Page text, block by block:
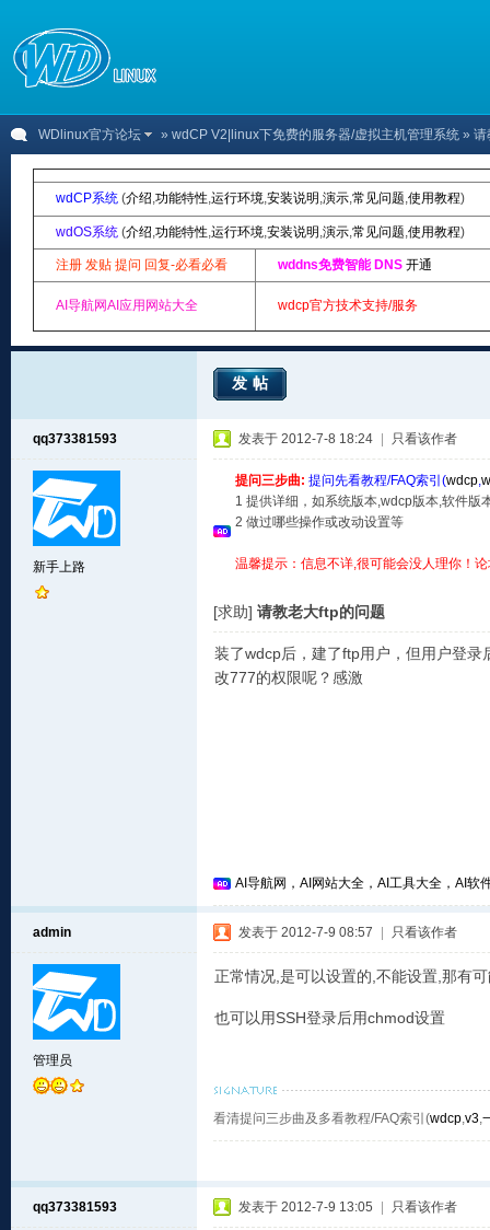
WDlinux官方论坛 » wdCP V2|linux下免费的服务器/虚拟主机管理系统 » 请
wdCP系统 (介绍,功能特性,运行环境,安装说明 ,演示,常见问题,使用教程)
wdOS系统 (介绍,功能特性,运行环境,安装说明 ,演示,常见问题,使用教程)
注册 发贴 提问 回复-必看必看 wddns免费智能 DNS 开通
AI导航网AI应用网站大全 wdcp官方技术支持/服务
发帖
qq373381593
新手上路
发表于 2012-7-8 18:24 只看该作者
提问三步曲: 提问先看教程/FAQ索引(wdcp,
1 提供详细，如系统版本,wdcp版本,软件版
2 做过哪些操作或改动设置等
温馨提示：信息不详,很可能会没人理你！
[求助] 请教老大ftp的问题
装了wdcp后，建了ftp用户，但用户登
改777的权限呢？感激
AI导航网，AI网站大全，AI工具大全，AI软
admin
管理员
发表于 2012-7-9 08:57 只看该作者
正常情况,是可以设置的,不能设置,那有
也可以用SSH登录后用chmod设置
看清提问三步曲及多看教程/FAQ索引(wdcp,v3,
qq373381593 发表于 2012-7-9 13:05 只看该作者